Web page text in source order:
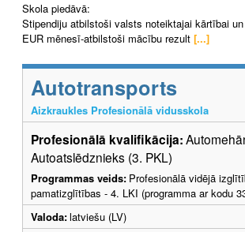
Skola piedāvā:
Stipendiju atbilstoši valsts noteiktajai kārtībai
EUR mēnesī-atbilstoši mācību rezult [...]
Autotransports
Aizkraukles Profesionālā vidusskola
Profesionālā kvalifikācija:
Autoatslēdznieks (3. PKL)
Programmas veids: Profesionālā vidējā
pamatizglītības - 4. LKI (programma ar kodu
Valoda:latviešu (LV)